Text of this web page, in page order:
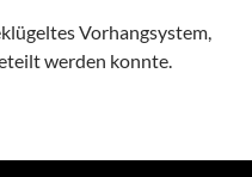
Vorhangsystem,
werden konnte.